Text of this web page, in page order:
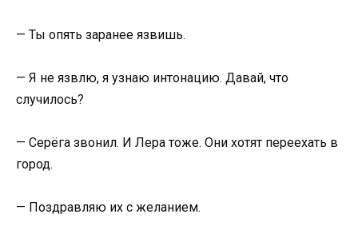
— Ты опять заранее язвишь.
— Я не язвлю, я узнаю интонацию. Давай, что
случилось?
— Серёга звонил. И Лера тоже. Они хотят переехать в
город.
— Поздравляю их с желанием.